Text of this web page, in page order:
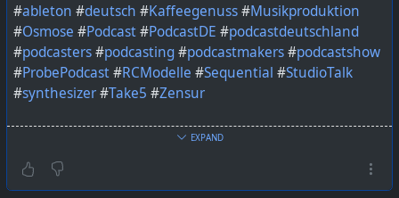
#ableton #deutsch #Kaffeegenuss#Musikproduktion
#Osmose #Podcast#PodcastDE #podcastdeutschland
#podcasters#podcasting#podcastmakers#podcastshow
#ProbePodcast#RCModelle #Sequential #StudioTalk
#synthesizer#Take5 #Zensur
Bild KI generiert mit ChatGPT
https://lautfunk.uber.space/probepodcast/probe-
EXPAND